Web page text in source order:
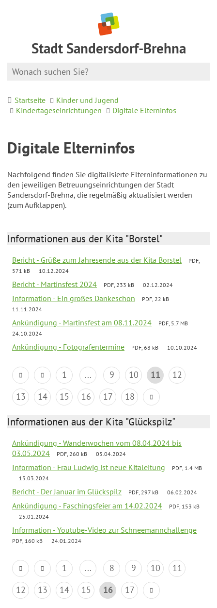
Stadt Sandersdorf-Brehna
Startseite
Kinder und Jugend
Kindertageseinrichtungen
Digitale Elterninfos
Digitale Elterninfos
Nachfolgend finden Sie digitalisierte Elterninformationen zu
den jeweiligen Betreuungseinrichtungen der Stadt
Sandersdorf-Brehna, die regelmäßig aktualisiert werden
(zum Aufklappen).
Informationen aus der Kita "Borstel"
Bericht - Grüße zum Jahresende aus der Kita Borstel
PDF,
571 kB
10.12.2024
Bericht - Martinsfest 2024 PDF, 233 kB 02.12.2024
Information - Ein großes Dankeschön
PDF, 22 kB
11.11.2024
Ankündigung - Martinsfest am 08.11.2024
PDF, 5.7 MB
24.10.2024
Ankündigung - Fotografentermine PDF, 68 kB 10.10.2024
1 ... 9 10 11
12
13
14 15 16 17 18
Informationen aus der Kita "Glückspilz"
Ankündigung - Wanderwochen vom 08.04.2024 bis
03.05.2024
PDF, 260 kB 05.04.2024
Information - Frau Ludwig ist neue Kitaleitung
PDF, 1.4 MB
13.03.2024
Bericht - Der Januar im Glückspilz PDF, 297 kB 06.02.2024
Ankündigung - Faschingsfeier am 14.02.2024
PDF, 153 kB
25.01.2024
Information - Youtube-Video zur Schneemannchallenge
PDF, 160 kB 24.01.2024
1 ... 8 9 10
11
12
13 14 15 16 17